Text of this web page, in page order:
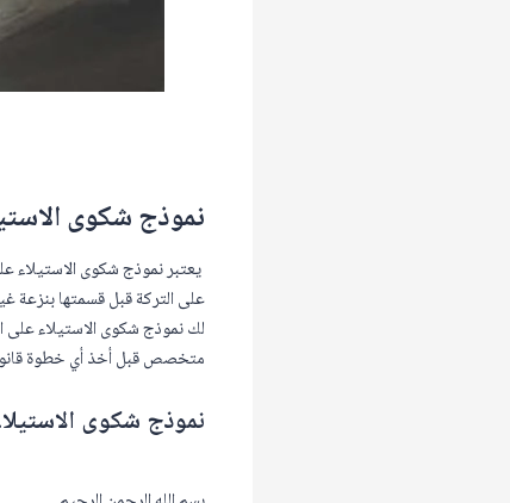
نموذج شكوى
يعتبر نموذج شكوى الاستيلاء
على التركة قبل قسمتها بنزعة
لك نموذج شكوى الاستيلاء
متخصص قبل أخذ أي خطوة
نموذج شكوى